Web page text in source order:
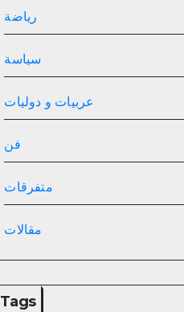
رياضة
سياسة
عربيات و دوليات
فن
متفرقات
مقالات
Tags